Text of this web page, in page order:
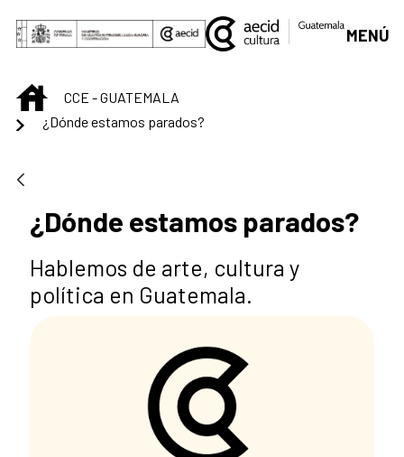
Saltar al contenido principal
MENÚ
INICIOCCE - GUATEMALA
¿Dónde estamos parados?
¿Dónde estamos parados?
Hablemos de arte, cultura y
política en Guatemala.